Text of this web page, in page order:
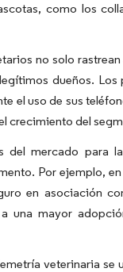
como los
no solo
dueños.
el uso de sus
crecimiento del
del mercado para
Por ejemplo,
en asociación
una mayor
veterinaria